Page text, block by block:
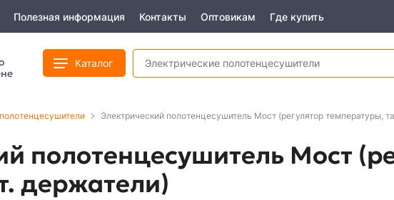
Полезная информация Контакты Оптовикам Где купить
Каталог
Электрический полотенцесушитель Мост (регулятор температуры,
полотенцесушитель Мост
держатели)